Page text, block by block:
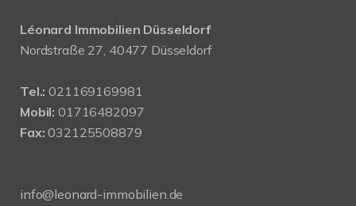
Léonard Immobilien Düsseldorf
Nordstraße 27, 40477 Düsseldorf
Tel.: 021169169981
Mobil: 01716482097
Fax: 032125508879
info@leonard-immobilien.de